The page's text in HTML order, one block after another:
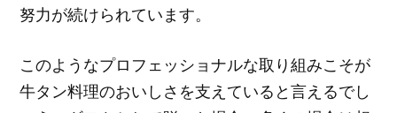
努力が続けられています。
このようなプロフェッショナルな取り組みこそが
牛タン料理のおいしさを支えていると言えるでし